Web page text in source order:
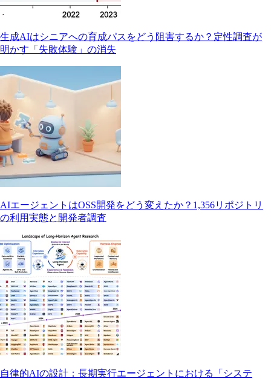
生成AIはシニアへの育成パスをどう阻害するか？定性調査が
明かす「失敗体験」の消失
AIエージェントはOSS開発をどう変えたか？1,356リポジトリ
の利用実態と開発者調査
自律的AIの設計：長期実行エージェントにおける「システ